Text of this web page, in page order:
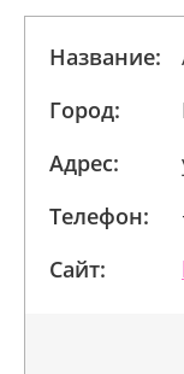
Название:
Город:
Адрес:
Телефон:
Сайт: